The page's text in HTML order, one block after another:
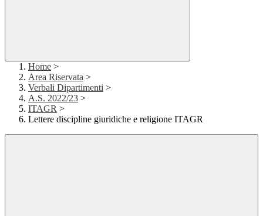
Home >
Area Riservata >
Verbali Dipartimenti >
A.S. 2022/23 >
ITAGR >
Lettere discipline giuridiche e religione ITAGR